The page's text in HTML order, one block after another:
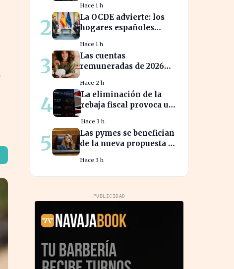
Armengol
Hace 1 h
2
La OCDE advierte: los
hogares españoles
caída de ingresos en
tres años
Hace 1 h
3
Las cuentas
remuneradas de 2026
TIN: ¿estás
aprovechando tu
dinero?
Hace 2 h
4
La eliminación de la
rebaja fiscal provoca un
precios de carburante
este verano
Hace 3 h
5
Las pymes se benefician
de la nueva propuesta de
de Díaz
Hace 3 h
PUBLICIDAD